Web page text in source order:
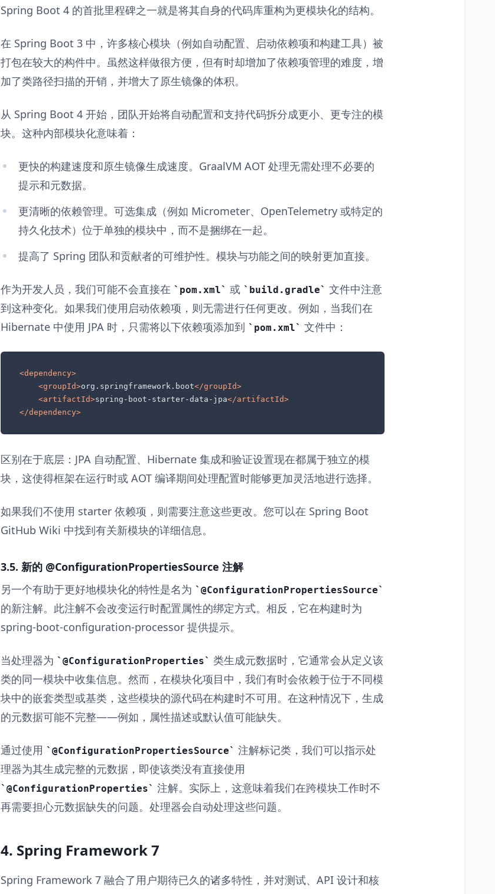
Spring Boot 4 的首批里程碑之一就是将其自身的代码库重构为更模块化的结构。
在 Spring Boot 3 中，许多核心模块（例如自动配置、启动依赖项和构建工具）被
打包在较大的构件中。虽然这样做很方便，但有时却增加了依赖项管理的难度，增
加了类路径扫描的开销，并增大了原生镜像的体积。
从 Spring Boot 4 开始，团队开始将自动配置和支持代码拆分成更小、更专注的模
块。这种内部模块化意味着：
更快的构建速度和原生镜像生成速度。GraalVM AOT 处理无需处理不必要的
提示和元数据。
更清晰的依赖管理。可选集成（例如 Micrometer、OpenTelemetry 或特定的
持久化技术）位于单独的模块中，而不是捆绑在一起。
提高了 Spring 团队和贡献者的可维护性。模块与功能之间的映射更加直接。
作为开发人员，我们可能不会直接在 pom.xml 或 build.gradle
文件中注意
到这种变化。如果我们使用启动依赖项，则无需进行任何更改。例如，当我们在
Hibernate 中使用 JPA 时，只需将以下依赖项添加到
pom.xml 文件中：
<dependency>
<groupId>org.springframework.boot</groupId>
<artifactId>spring-boot-starter-data-jpa</artifactId>
</dependency>
区别在于底层：JPA 自动配置、Hibernate 集成和验证设置现在都属于独立的模
块，这使得框架在运行时或 AOT 编译期间处理配置时能够更加灵活地进行选择。
如果我们不使用 starter 依赖项，则需要注意这些更改。您可以在 Spring Boot
GitHub Wiki 中找到有关新模块的详细信息。
3.5. 新的 @ConfigurationPropertiesSource 注解
另一个有助于更好地模块化的特性是名为
@ConfigurationPropertiesSource
的新注解。此注解不会改变运行时配置属性的绑定方式。相反，它在构建时为
spring-boot-configuration-processor 提供提示。
当处理器为 @ConfigurationProperties
类生成元数据时，它通常会从定义该
类的同一模块中收集信息。然而，在模块化项目中，我们有时会依赖于位于不同模
块中的嵌套类型或基类，这些模块的源代码在构建时不可用。在这种情况下，生成
的元数据可能不完整——例如，属性描述或默认值可能缺失。
通过使用 @ConfigurationPropertiesSource
注解标记类，我们可以指示处
理器为其生成完整的元数据，即使该类没有直接使用
@ConfigurationProperties
注解。实际上，这意味着我们在跨模块工作时不
再需要担心元数据缺失的问题。处理器会自动处理这些问题。
4. Spring Framework 7
Spring Framework 7 融合了用户期待已久的诸多特性，并对测试、API 设计和核